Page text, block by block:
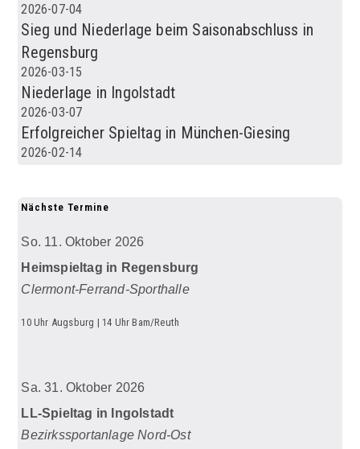
2026-07-04
Sieg und Niederlage beim Saisonabschluss in
Regensburg
2026-03-15
Niederlage in Ingolstadt
2026-03-07
Erfolgreicher Spieltag in München-Giesing
2026-02-14
Nächste Termine
So. 11. Oktober 2026
Heimspieltag in Regensburg
Clermont-Ferrand-Sporthalle
10 Uhr Augsburg | 14 Uhr Bam/Reuth
Sa. 31. Oktober 2026
LL-Spieltag in Ingolstadt
Bezirkssportanlage Nord-Ost